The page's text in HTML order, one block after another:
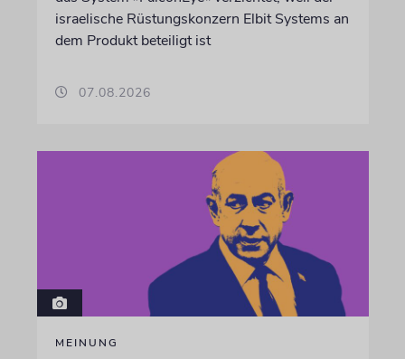
israelische Rüstungskonzern Elbit Systems an
dem Produkt beteiligt ist
07.08.2026
MEINUNG